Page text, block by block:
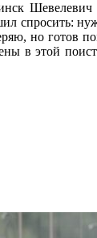
спросить:
но готов
в этой